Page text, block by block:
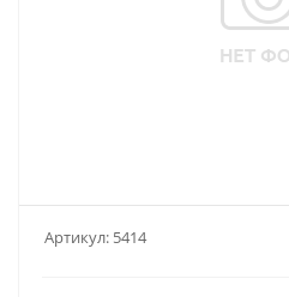
Артикул: 5414